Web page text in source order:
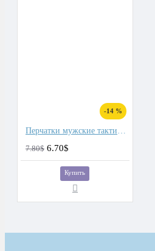
-14 %
Перчатки мужские тактические
7.80$ 6.70$
Купить